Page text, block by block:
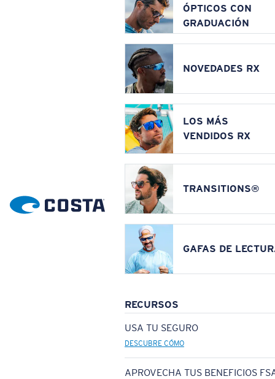
ÓPTICOS CON
GRADUACIÓN
NOVEDADES RX
LOS MÁS
VENDIDOS RX
TRANSITIONS®
GAFAS DE
RECURSOS
USA TU SEGURO
DESCUBRE CÓMO
APROVECHA TUS BENEFICIOS